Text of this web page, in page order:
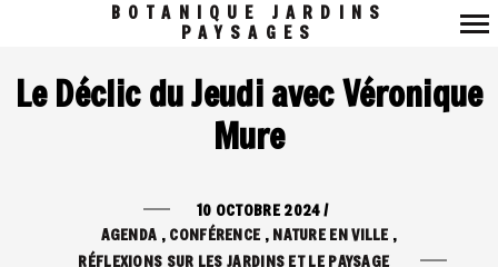
principale
BOTANIQUE JARDINS
PAYSAGES
Le Déclic du Jeudi avec Véronique
Mure
10 OCTOBRE 2024/
AGENDA
CONFÉRENCE
NATURE EN VILLE
RÉFLEXIONS SUR LES JARDINS ET LE PAYSAGE